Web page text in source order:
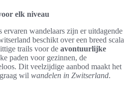
elk niveau
ervaren wandelaars zijn er uitdagende
beschikt over een breed scala
trails voor de avontuurlijke
paden voor gezinnen, de
Dit veelzijdige aanbod maakt het
wil wandelen in Zwitserland.